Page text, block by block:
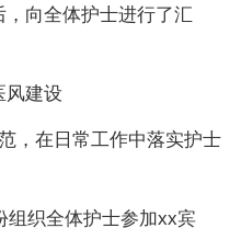
向全体护士进行了汇
风建设
，在日常工作中落实护士
组织全体护士参加xx宾